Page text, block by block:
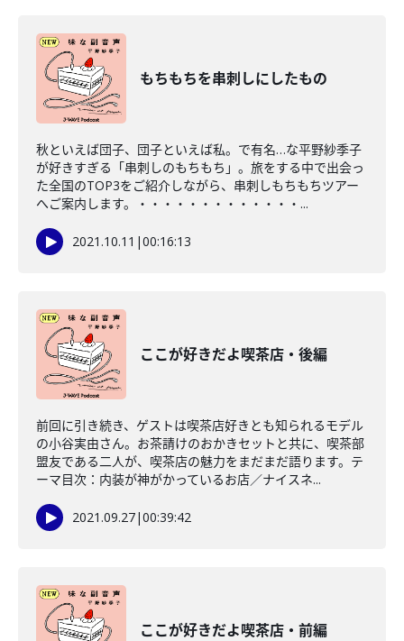
もちもちを串刺しにしたもの
秋といえば団子、団子といえば私。で有名…な平野紗季子
が好きすぎる「串刺しのもちもち」。旅をする中で出会っ
た全国のTOP3をご紹介しながら、串刺しもちもちツアー
へご案内します。・・・・・・・・・・・・・...
2021.10.11 |00:16:13
ここが好きだよ喫茶店・後編
前回に引き続き、ゲストは喫茶店好きとも知られるモデル
の小谷実由さん。お茶請けのおかきセットと共に、喫茶部
盟友である二人が、喫茶店の魅力をまだまだ語ります。テ
ーマ目次：内装が神がかっているお店／ナイスネ...
2021.09.27|00:39:42
ここが好きだよ喫茶店・前編